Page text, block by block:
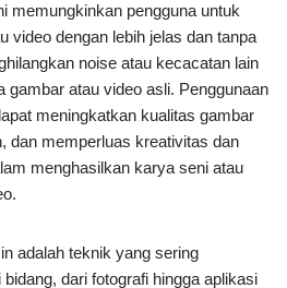
memungkinkan pengguna untuk
video dengan lebih jelas dan tanpa
noise atau kecacatan lain
gambar atau video asli. Penggunaan
meningkatkan kualitas gambar
dan memperluas kreativitas dan
menghasilkan karya seni atau
adalah teknik yang sering
dari fotografi hingga aplikasi